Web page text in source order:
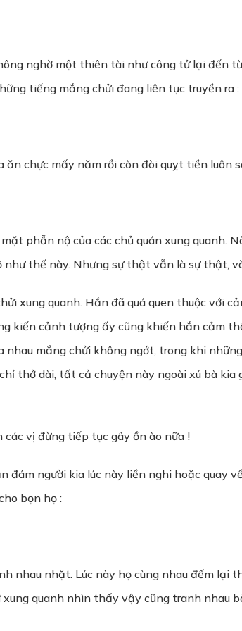
nghờ một thiên tài như công tử lại đến
tiếng mắng chửi đang liên tục truyền ra :
chực mấy năm rồi còn đòi quỵt tiền luôn
phẫn nộ của các chủ quán xung quanh.
thế này. Nhưng sự thật vẫn là sự thật,
xung quanh. Hắn đã quá quen thuộc với
kiến cảnh tượng ấy cũng khiến hắn cảm
nhau mắng chửi không ngớt, trong khi
thở dài, tất cả chuyện này ngoài xú bà
vị đừng tiếp tục gây ồn ào nữa !
người kia lúc này liền nghi hoặc quay
bọn họ :
nhau nhặt. Lúc này họ cùng nhau đếm lại
quanh nhìn thấy vậy cũng tranh nhau